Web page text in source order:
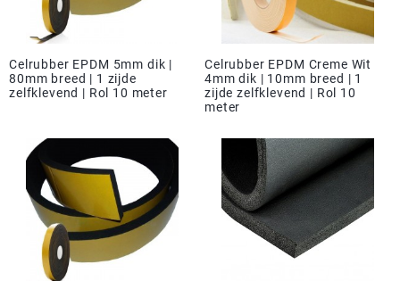
Celrubber EPDM 5mm dik |
80mm breed | 1 zijde
zelfklevend | Rol 10 meter
Celrubber EPDM Creme Wit
4mm dik | 10mm breed | 1
zijde zelfklevend | Rol 10
meter